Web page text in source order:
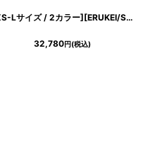
[ XS-Lサイズ / 2カラー][ERUKEI/SETTAN]ゴールド×グレー・ノースリーブ・ラウンドネック・花柄・フラワー・フレア・Aライン・ロングドレス[送料無料]
32,780円(税込)